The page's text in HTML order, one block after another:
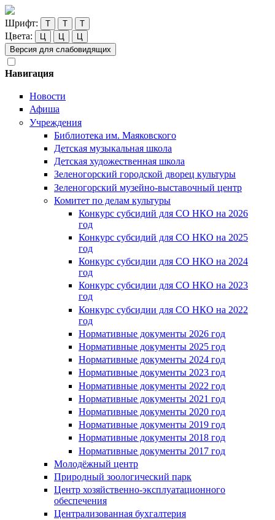
Шрифт: Т Т Т
Цвета: Ц Ц
Ц
Версия для слабовидящих
Навигация
Новости
Афиша
Учреждения
Библиотека им. Маяковского
Детская музыкальная школа
Детская художественная школа
Зеленогорский городской дворец культуры
Зеленогорский музейно-выставочный центр
Комитет по делам культуры
Конкурс субсидий для СО НКО на 2026
год
Конкурс субсидий для СО НКО на 2025
год
Конкурс субсидии для СО НКО на 2024
год
Конкурс субсидии для СО НКО на 2023
год
Конкурс субсидии для СО НКО на 2022
год
Нормативные документы 2026 год
Нормативные документы 2025 год
Нормативные документы 2024 год
Нормативные документы 2023 год
Нормативные документы 2022 год
Нормативные документы 2021 год
Нормативные документы 2020 год
Нормативные документы 2019 год
Нормативные документы 2018 год
Нормативные документы 2017 год
Молодёжный центр
Природный зоологический парк
Центр хозяйственно-эксплуатационного
обеспечения
Централизованная бухгалтерия